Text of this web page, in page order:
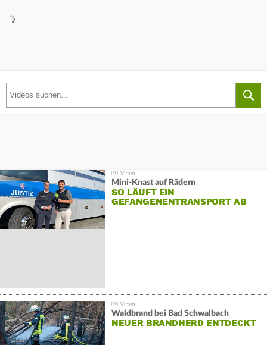
Mini-Knast auf Rädern
SO LÄUFT EIN
GEFANGENENTRANSPORT AB
Waldbrand bei Bad Schwalbach
NEUER BRANDHERD ENTDECKT